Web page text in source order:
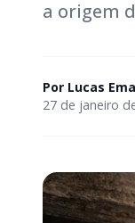
a origem
Por Lucas
27 de janeiro